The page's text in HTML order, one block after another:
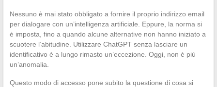
Nessuno è mai stato obbligato a fornire il proprio indirizzo email
per dialogare con un’intelligenza artificiale. Eppure, la norma si
è imposta, fino a quando alcune alternative non hanno iniziato a
scuotere l’abitudine. Utilizzare ChatGPT senza lasciare un
identificativo è a lungo rimasto un’eccezione. Oggi, non è più
un’anomalia.
Questo modo di accesso pone subito la questione di cosa si